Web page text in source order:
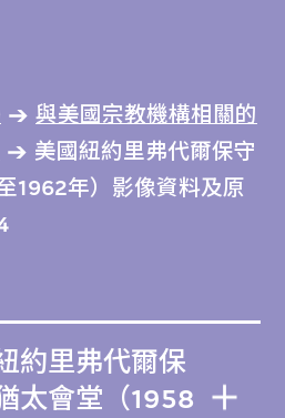
與美國宗教機構相關的
美國紐約里弗代爾保守
1962年）影像資料及原
約里弗代爾保
太會堂（1958